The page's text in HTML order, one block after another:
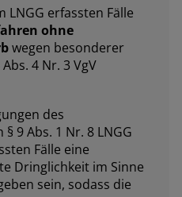
LNGG erfassten Fälle
ohne
wegen besonderer
4 Nr. 3 VgV
des
9 Abs. 1 Nr. 8 LNGG
Fälle eine
Dringlichkeit im Sinne
sein, sodass die